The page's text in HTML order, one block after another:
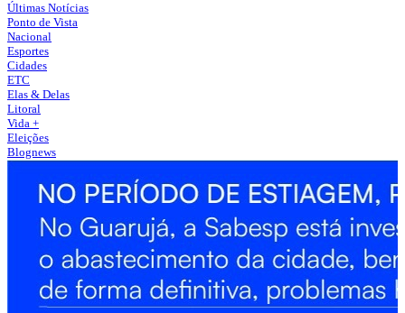
Últimas Notícias
Ponto de Vista
Nacional
Esportes
Cidades
ETC
Elas & Delas
Litoral
Vida +
Eleições
Blognews